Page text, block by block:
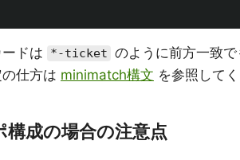
ドは *-ticket のように前方一致で
仕方は minimatch構文 を参照してく
構成の場合の注意点